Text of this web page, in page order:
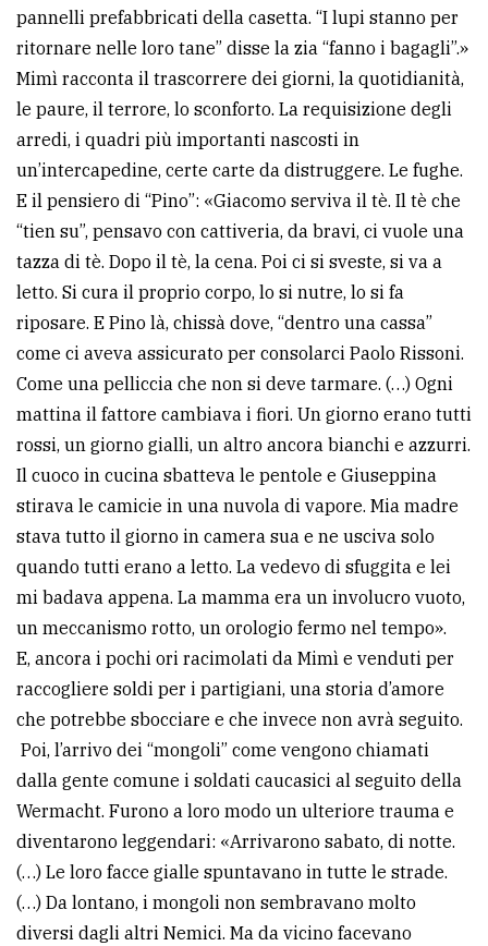
pannelli prefabbricati della casetta. “I lupi stanno per
ritornare nelle loro tane” disse la zia “fanno i bagagli”.»
Mimì racconta il trascorrere dei giorni, la quotidianità,
le paure, il terrore, lo sconforto. La requisizione degli
arredi, i quadri più importanti nascosti in
un’intercapedine, certe carte da distruggere. Le fughe.
E il pensiero di “Pino”: «Giacomo serviva il tè. Il tè che
“tien su”, pensavo con cattiveria, da bravi, ci vuole una
tazza di tè. Dopo il tè, la cena. Poi ci si sveste, si va a
letto. Si cura il proprio corpo, lo si nutre, lo si fa
riposare. E Pino là, chissà dove, “dentro una cassa”
come ci aveva assicurato per consolarci Paolo Rissoni.
Come una pelliccia che non si deve tarmare. (…) Ogni
mattina il fattore cambiava i fiori. Un giorno erano tutti
rossi, un giorno gialli, un altro ancora bianchi e azzurri.
Il cuoco in cucina sbatteva le pentole e Giuseppina
stirava le camicie in una nuvola di vapore. Mia madre
stava tutto il giorno in camera sua e ne usciva solo
quando tutti erano a letto. La vedevo di sfuggita e lei
mi badava appena. La mamma era un involucro vuoto,
un meccanismo rotto, un orologio fermo nel tempo».
E, ancora i pochi ori racimolati da Mimì e venduti per
raccogliere soldi per i partigiani, una storia d’amore
che potrebbe sbocciare e che invece non avrà seguito.
Poi, l’arrivo dei “mongoli” come vengono chiamati
dalla gente comune i soldati caucasici al seguito della
Wermacht. Furono a loro modo un ulteriore trauma e
diventarono leggendari: «Arrivarono sabato, di notte.
(…) Le loro facce gialle spuntavano in tutte le strade.
(…) Da lontano, i mongoli non sembravano molto
diversi dagli altri Nemici. Ma da vicino facevano